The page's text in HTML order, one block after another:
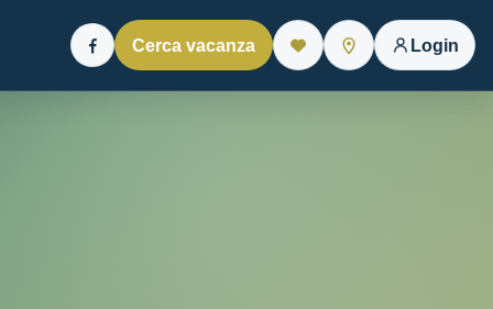
Facebook
Cerca vacanza Login